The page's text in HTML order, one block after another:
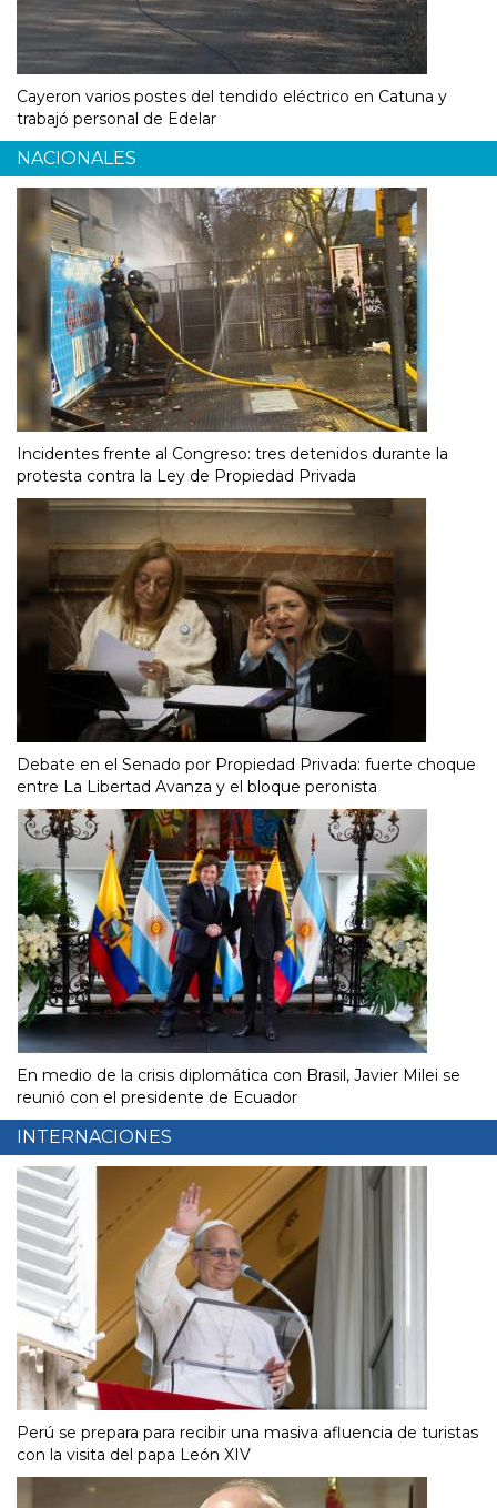
Cayeron varios postes del tendido eléctrico en Catuna y
trabajó personal de Edelar
NACIONALES
Incidentes frente al Congreso: tres detenidos durante la
protesta contra la Ley de Propiedad Privada
Debate en el Senado por Propiedad Privada: fuerte choque
entre La Libertad Avanza y el bloque peronista
En medio de la crisis diplomática con Brasil, Javier Milei se
reunió con el presidente de Ecuador
INTERNACIONES
Perú se prepara para recibir una masiva afluencia de turistas
con la visita del papa León XIV